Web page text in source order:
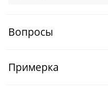
Вопросы
Примерка